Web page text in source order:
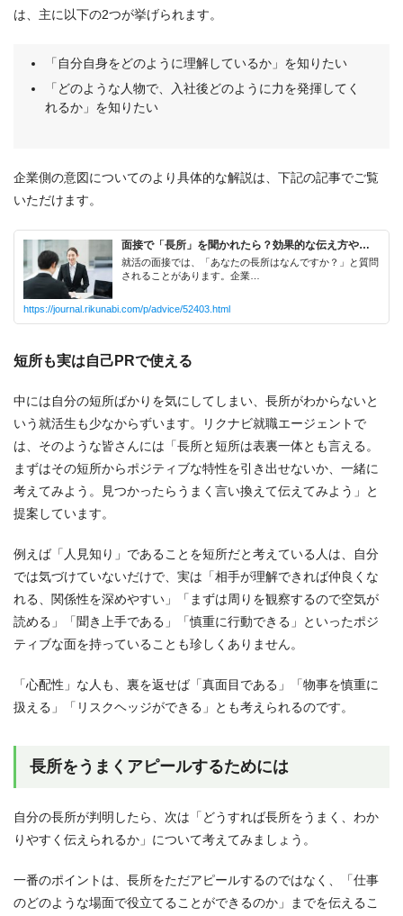
は、主に以下の2つが挙げられます。
「自分自身をどのように理解しているか」を知りたい
「どのような人物で、入社後どのように力を発揮してく
れるか」を知りたい
企業側の意図についてのより具体的な解説は、下記の記事でご覧
いただけます。
短所も実は自己PRで使える
中には自分の短所ばかりを気にしてしまい、長所がわからないと
いう就活生も少なからずいます。リクナビ就職エージェントで
は、そのような皆さんには「長所と短所は表裏一体とも言える。
まずはその短所からポジティブな特性を引き出せないか、一緒に
考えてみよう。見つかったらうまく言い換えて伝えてみよう」と
提案しています。
例えば「人見知り」であることを短所だと考えている人は、自分
では気づけていないだけで、実は「相手が理解できれば仲良くな
れる、関係性を深めやすい」「まずは周りを観察するので空気が
読める」「聞き上手である」「慎重に行動できる」といったポジ
ティブな面を持っていることも珍しくありません。
「心配性」な人も、裏を返せば「真面目である」「物事を慎重に
扱える」「リスクヘッジができる」とも考えられるのです。
長所をうまくアピールするためには
自分の長所が判明したら、次は「どうすれば長所をうまく、わか
りやすく伝えられるか」について考えてみましょう。
一番のポイントは、長所をただアピールするのではなく、「仕事
のどのような場面で役立てることができるのか」までを伝えるこ